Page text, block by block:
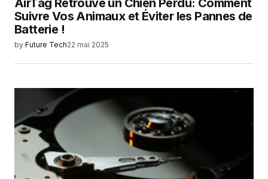
AirTag Retrouve un Chien Perdu: Comment
Suivre Vos Animaux et Éviter les Pannes de
Batterie !
by Future Tech22 mai 2025